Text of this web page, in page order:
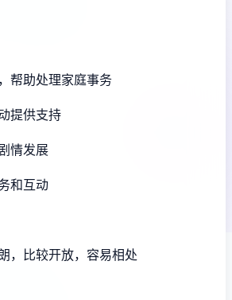
帮助处理家庭事务
提供支持
情发展
和互动
，比较开放，容易相处